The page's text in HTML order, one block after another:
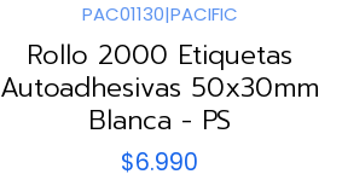
PAC01130|PACIFIC
Rollo 2000 Etiquetas
Autoadhesivas 50x30mm
Blanca - PS
$6.990